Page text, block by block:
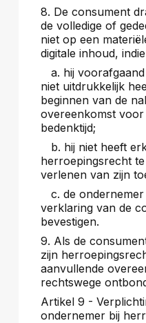
8. De consument
de volledige of
niet op een
digitale inhoud,
a. hij
niet uitdrukkelijk
beginnen van de
overeenkomst voor
bedenktijd;
b. hij niet heeft
herroepingsrecht
verlenen van zijn
c. de ondernemer
verklaring van de
bevestigen.
9. Als de
zijn
aanvullende
rechtswege
Artikel 9 -
ondernemer bij